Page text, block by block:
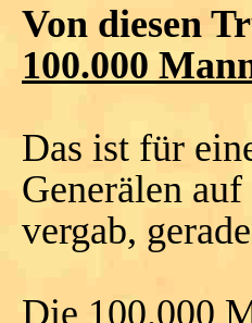
Von diesen
100.000
Das ist für
Generälen
vergab,
Die 100.000